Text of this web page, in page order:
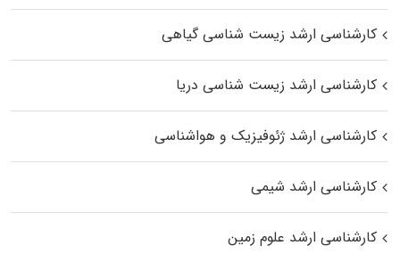
کارشناسی ارشد زیست‌ شناسی گیاهی
کارشناسی ارشد زیست‌ شناسی دریا
کارشناسی ارشد ژئوفیزیک و هواشناسی
کارشناسی ارشد شیمی
کارشناسی ارشد علوم زمین